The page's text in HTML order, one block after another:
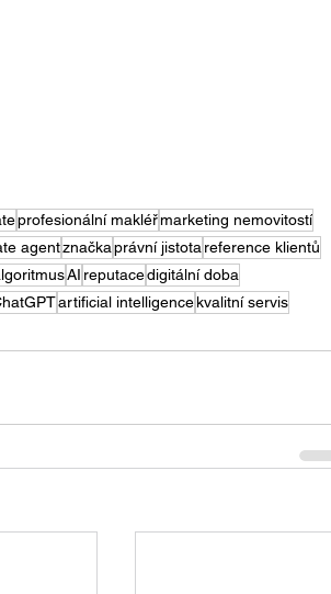
profesionální makléřmarketing nemovitostí
agentznačkaprávní jistotareference klientů
AI reputacedigitální doba
artificial intelligencekvalitní servis